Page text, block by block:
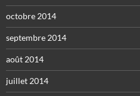
octobre 2014
septembre 2014
août 2014
juillet 2014